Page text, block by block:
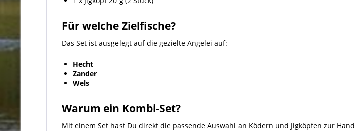
Für welche Zielfische?
Das Set ist ausgelegt auf die gezielte Angelei auf:
Hecht
Zander
Wels
Warum ein Kombi-Set?
Mit einem Set hast Du direkt die passende Auswahl an Ködern und Jigköpfen zur